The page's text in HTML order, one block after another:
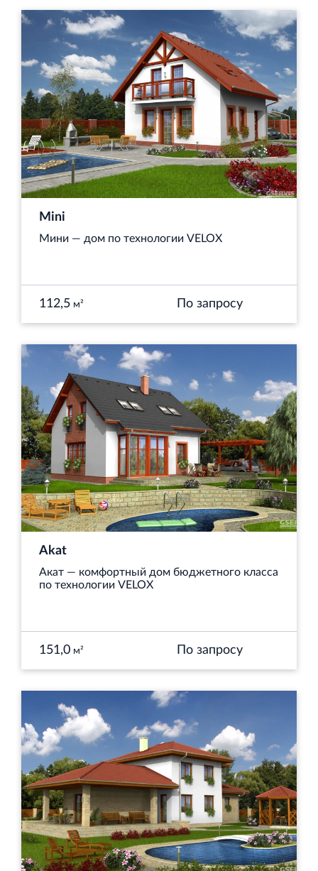
строительству
Торговый комплекс НОРД в Кингисеппе
Современный торговый комплекс в центре города
Кингисепп
Испытательный комплекс ПКТИ
Торгово-развлекательный центр Вернисаж в
Кингисеппе
Современный торговый комплекс в центре города
Кингисепп
Mini
Мини — дом по технологии VELOX
112,5 м² По запросу
Akat
Акат — комфортный дом бюджетного класса
по технологии VELOX
151,0 м² По запросу